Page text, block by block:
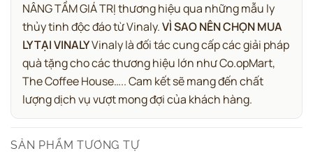
NÂNG TẦM GIÁ TRỊ thương hiệu qua những mẫu ly
thủy tinh độc đáo từ Vinaly.VÌ SAO NÊN CHỌN MUA
LY TẠI VINALYVinaly là đối tác cung cấp các giải pháp
quà tặng cho các thương hiệu lớn như Co.opMart,
The Coffee House….. Cam kết sẽ mang đến chất
lượng dịch vụ vượt mong đợi của khách hàng.
SẢN PHẨM TƯƠNG TỰ